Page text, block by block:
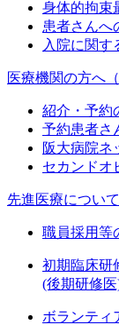
身体的拘束
患者さんへ
入院に関す
医療機関の方へ
紹介・予約
予約患者
阪大病院ネ
セカンドオ
先進医療について
職員採用等
初期臨床研
(後期研修
ボランティ